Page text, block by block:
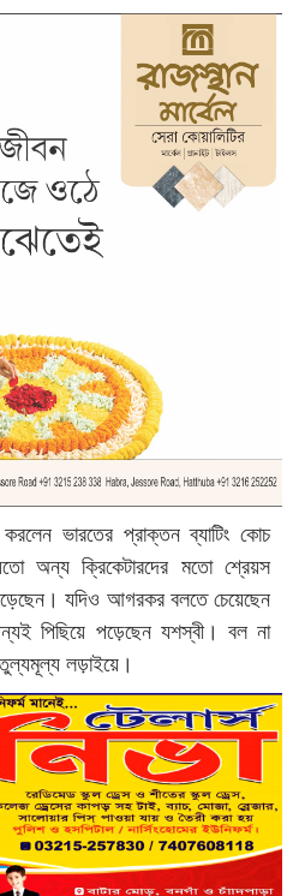
ভারতের‍ প্রাক্তন ব্যাটিং কোচ
অন্য ক্রিকেটারদের মতো শ্রেয়স
যদিও আগরকর বলতে চেয়েছেন
পিছিয়ে পড়েছেন যশস্বী। বল না
তুল্যমূল্য লড়াইয়ে।